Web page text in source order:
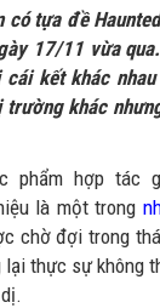
có tựa đề
17/11 vừa
kết khác
trường khác
phẩm hợp tác
là một trong
chờ đợi trong
lại thực sự không